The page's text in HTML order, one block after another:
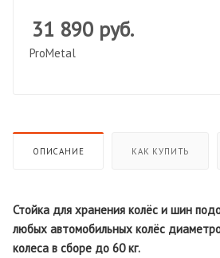
31 890 руб.
ProMetal
ОПИСАНИЕ КАК КУПИТЬ
Стойка для хранения колёс и шин
любых автомобильных колёс
колеса в сборе до 60 кг.